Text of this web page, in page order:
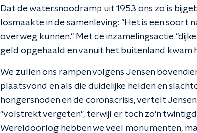
Dat de watersnoodramp uit 1953 ons zo is
losmaakte in de samenleving: "Het is een soort
overweg kunnen." Met de inzamelingsactie
geld opgehaald en vanuit het buitenland kwam
We zullen ons rampen volgens Jensen
plaatsvond en als die duidelijke helden en
hongersnoden en de coronacrisis, vertelt
"volstrekt vergeten", terwijl er toch zo'n
Wereldoorlog hebben we veel monumenten,